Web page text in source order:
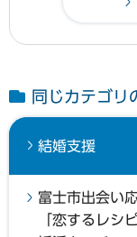
同じカテゴリ
結婚支援
富士市出会い
「恋するレシ